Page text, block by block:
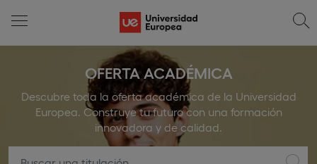
OFERTA ACADÉMICA
Descubre toda la oferta académica de la Universidad
Europea. Construye tu futuro con una formación
innovadora y de calidad.